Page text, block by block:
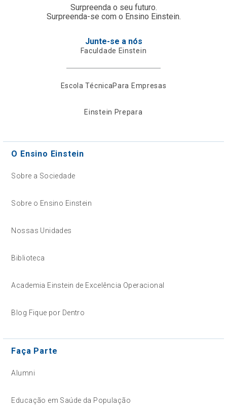
Surpreenda o seu futuro.
Surpreenda-se com o Ensino Einstein.
Junte-se a nós
Faculdade Einstein
Escola TécnicaPara Empresas
Einstein Prepara
O Ensino Einstein
Sobre a Sociedade
Sobre o Ensino Einstein
Nossas Unidades
Biblioteca
Academia Einstein de Excelência Operacional
Blog Fique por Dentro
Faça Parte
Alumni
Educação em Saúde da População